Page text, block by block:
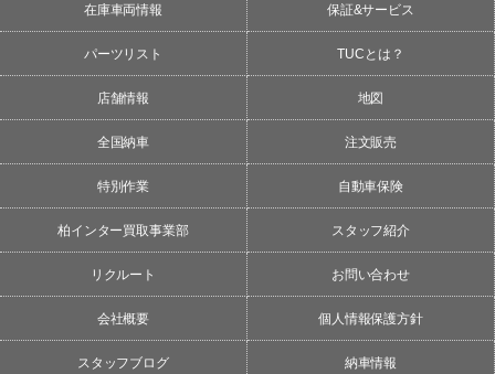
在庫車両情報 保証&サービス
パーツリスト TUCとは？
店舗情報 地図
全国納車 注文販売
特別作業 自動車保険
柏インター買取事業部 スタッフ紹介
リクルート お問い合わせ
会社概要 個人情報保護方針
スタッフブログ 納車情報